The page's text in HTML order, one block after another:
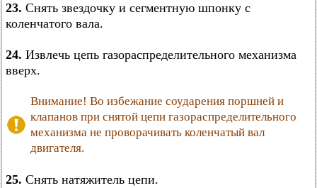
23. Снять звездочку и сегментную шпонку с
коленчатого вала.
24. Извлечь цепь газораспределительного механизма
вверх.
Внимание! Во избежание соударения поршней и
клапанов при снятой цепи газораспределительного
механизма не проворачивать коленчатый вал
двигателя.
25. Снять натяжитель цепи.